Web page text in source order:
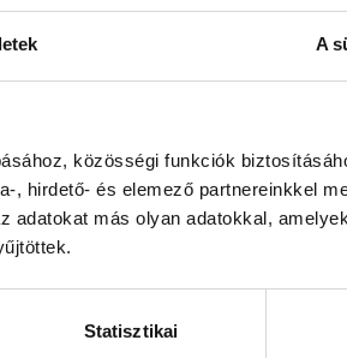
A
közösségi funkciók
, hirdető- és elemező partnereinkkel
adatokat más olyan adatokkal,
Statisztikai
Veszprémi Egyetemi